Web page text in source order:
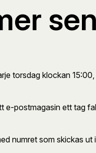
torsdag klockan
e-postmagasin ett tag
numret som skickas